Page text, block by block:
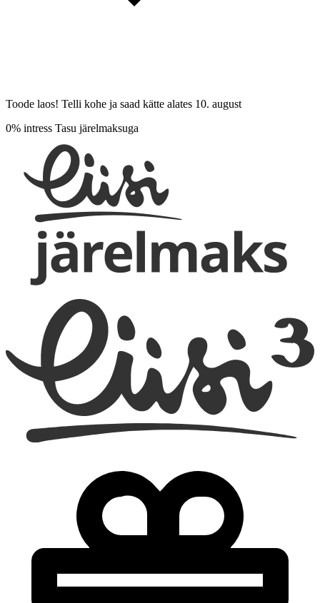
Toode laos! Telli kohe ja saad kätte alates 10. august
0% intress Tasu järelmaksuga